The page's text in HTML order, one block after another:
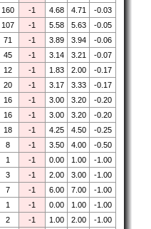
160 -1 4.68 4.71
-0.03
107 -1 5.58 5.63
-0.05
71 -1 3.89 3.94
-0.06
45 -1 3.14 3.21
-0.07
12 -1 1.83 2.00
-0.17
20 -1 3.17 3.33
-0.17
16 -1 3.00 3.20
-0.20
16 -1 3.00 3.20
-0.20
18 -1 4.25 4.50
-0.25
8 -1 3.50 4.00
-0.50
1 -1 0.00 1.00
-1.00
3 -1 2.00 3.00
-1.00
7 -1 6.00 7.00
-1.00
1 -1 0.00 1.00
-1.00
2 -1 1.00 2.00
-1.00